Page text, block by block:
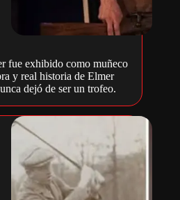
fue exhibido como muñeco
y real historia de Elmer
dejó de ser un trofeo.